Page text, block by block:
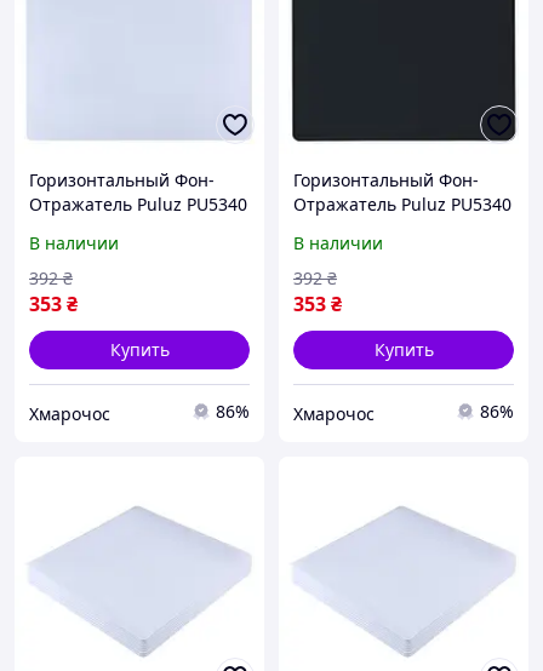
Горизонтальный Фон-
Отражатель Puluz PU5340
В наличии
353₴
392 ₴
Купить
Хмарочос 86%
Горизонтальный Фон-
Отражатель Puluz PU5340
В наличии
353₴
392 ₴
Купить
Хмарочос 86%